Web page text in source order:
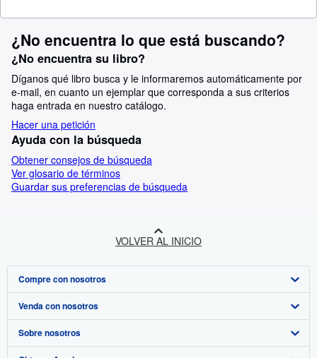
¿No encuentra lo que está buscando?
¿No encuentra su libro?
Díganos qué libro busca y le informaremos automáticamente por
e-mail, en cuanto un ejemplar que corresponda a sus criterios
haga entrada en nuestro catálogo.
Hacer una petición
Ayuda con la búsqueda
Obtener consejos de búsqueda
Ver glosario de términos
Guardar sus preferencias de búsqueda
VOLVER AL INICIO
Compre con nosotros
Búsqueda avanzada
Colecciones
Venda con nosotros
Comenzar a vender
Sobre nosotros